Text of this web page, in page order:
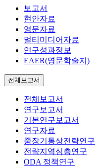
보고서
현안자료
영문자료
멀티미디어자료
연구성과정보
EAER(영문학술지)
전체보고서
전체보고서
연구보고서
기본연구보고서
연구자료
중장기통상전략연구
전략지역심층연구
ODA 정책연구